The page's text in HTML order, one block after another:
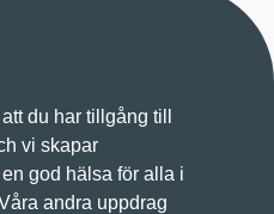
du har tillgång till
vi skapar
god hälsa för alla i
andra uppdrag